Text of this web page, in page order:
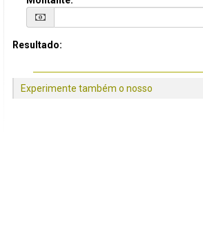
Resultado:
Experimente também o nosso